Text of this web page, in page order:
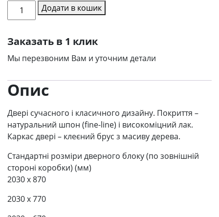
Міжкімнатні
двері
510
кількість
Додати в кошик
Заказать в 1 клик
Мы перезвоним Вам и уточним детали
Опис
Двері сучасного і класичного дизайну. Покриття –
натуральний шпон (fine-line) і високоміцний лак.
Каркас двері – клеєний брус з масиву дерева.
Стандартні розміри дверного блоку (по зовнішній
стороні коробки) (мм)
2030 x 870
2030 x 770